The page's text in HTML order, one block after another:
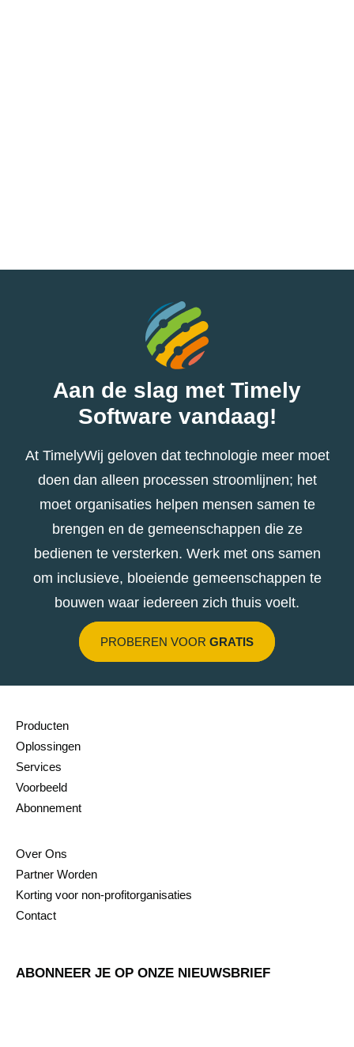
Aan de slag met Timely
Software vandaag!
At TimelyWij geloven dat technologie meer moet
doen dan alleen processen stroomlijnen; het
moet organisaties helpen mensen samen te
brengen en de gemeenschappen die ze
bedienen te versterken. Werk met ons samen
om inclusieve, bloeiende gemeenschappen te
bouwen waar iedereen zich thuis voelt.
PROBEREN VOOR GRATIS
Producten
Oplossingen
Services
Voorbeeld
Abonnement
Over Ons
Partner Worden
Korting voor non-profitorganisaties
Contact
ABONNEER JE OP ONZE NIEUWSBRIEF